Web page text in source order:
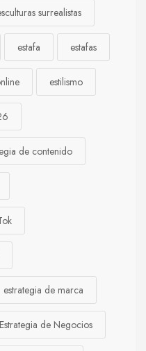
surrealistas
estafa estafas
estilismo
de contenido
estrategia de marca
Estrategia de Negocios